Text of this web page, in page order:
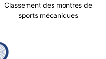
Classement des montres de
sports mécaniques